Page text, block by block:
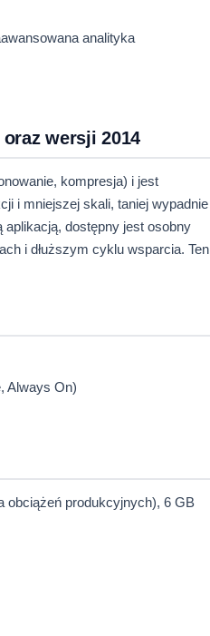
analityka
wersji 2014
kompresja) i jest
i mniejszej skali, taniej wypadnie
dostępny jest osobny
i dłuższym cyklu wsparcia. Ten
Always On)
obciążeń produkcyjnych), 6 GB